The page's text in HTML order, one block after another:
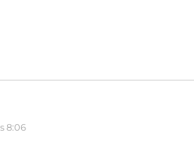
8:06